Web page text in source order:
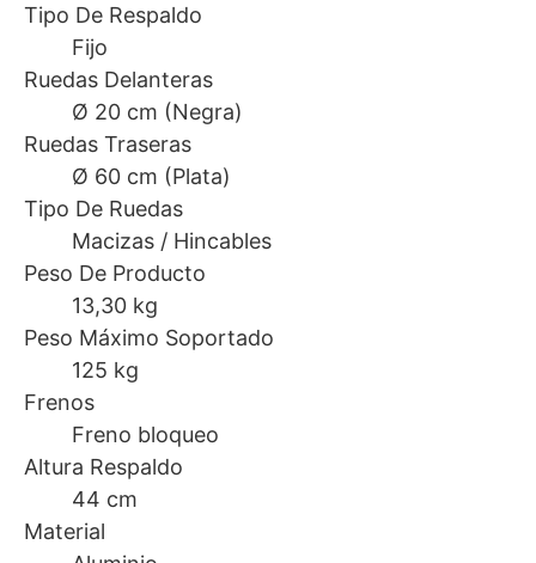
Tipo De Respaldo
Fijo
Ruedas Delanteras
Ø 20 cm (Negra)
Ruedas Traseras
Ø 60 cm (Plata)
Tipo De Ruedas
Macizas / Hincables
Peso De Producto
13,30 kg
Peso Máximo Soportado
125 kg
Frenos
Freno bloqueo
Altura Respaldo
44 cm
Material